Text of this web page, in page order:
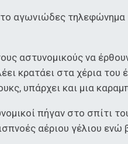
αγωνιώδες
αστυνομικούς να
κρατάει στα χέρια του
υπάρχει και μια
πήγαν στο σπίτι
αέριου γέλιου